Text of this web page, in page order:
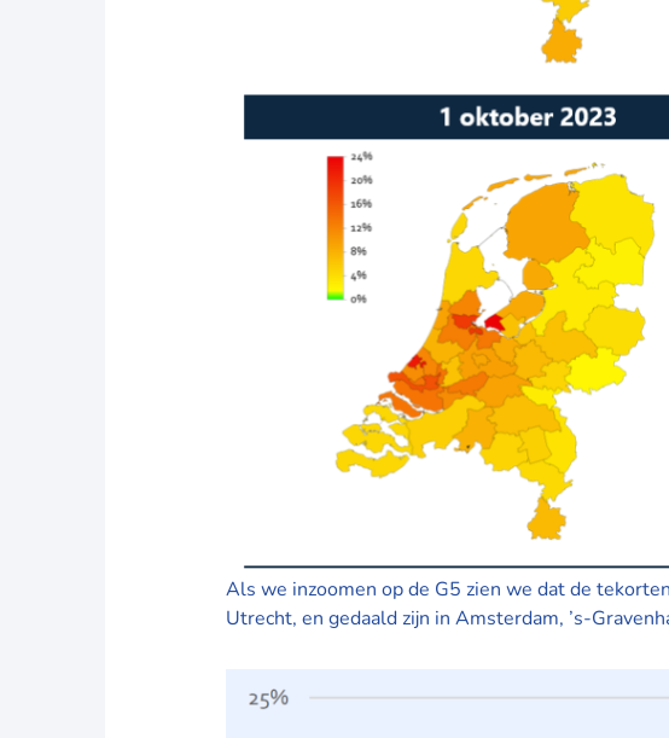
Als we inzoomen op de G5 zien we dat de
Utrecht, en gedaald zijn in Amsterdam, ’s-